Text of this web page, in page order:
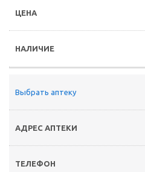
Выбрать аптеку